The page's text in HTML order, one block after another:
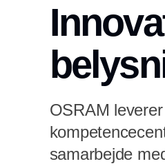
OSRAM
samarbejde